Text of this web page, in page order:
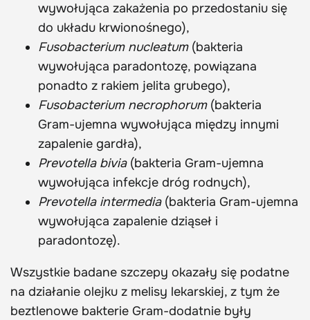
wywołująca zakażenia po przedostaniu się
do układu krwionośnego),
Fusobacterium nucleatum(bakteria
wywołująca paradontozę, powiązana
ponadto z rakiem jelita grubego),
Fusobacterium necrophorum(bakteria
Gram-ujemna wywołująca między innymi
zapalenie gardła),
Prevotella bivia(bakteria Gram-ujemna
wywołująca infekcje dróg rodnych),
Prevotella intermedia(bakteria Gram-ujemna
wywołująca zapalenie dziąseł i
paradontozę).
Wszystkie badane szczepy okazały się podatne
na działanie olejku z melisy lekarskiej, z tym że
beztlenowe bakterie Gram-dodatnie były